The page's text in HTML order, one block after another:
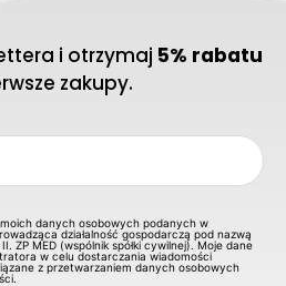
i otrzymaj 5% rabatu
zakupy.
danych osobowych podanych w
działalność gospodarczą pod nazwą
ZP MED (wspólnik spółki cywilnej). Moje dane
w celu dostarczania wiadomości
z przetwarzaniem danych osobowych